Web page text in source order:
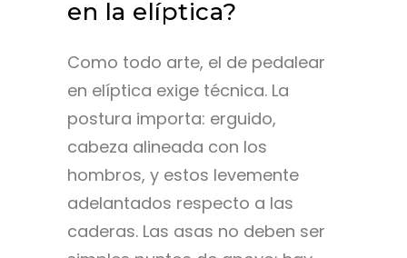
en la elíptica?
Como todo arte, el de pedalear
en elíptica exige técnica. La
postura importa: erguido,
cabeza alineada con los
hombros, y estos levemente
adelantados respecto a las
caderas. Las asas no deben ser